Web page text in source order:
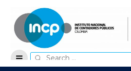
content
Search
for: